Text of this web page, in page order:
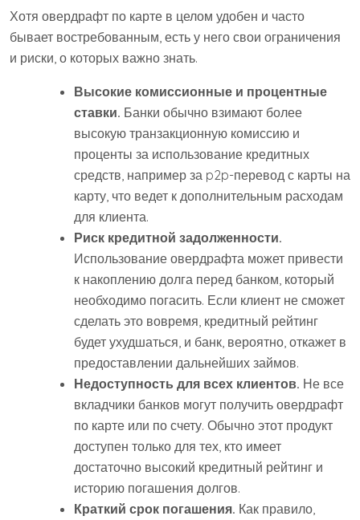
Хотя овердрафт по карте в целом удобен и часто
бывает востребованным, есть у него свои ограничения
и риски, о которых важно знать.
Высокие комиссионные и процентные
ставки. Банки обычно взимают более
высокую транзакционную комиссию и
проценты за использование кредитных
средств, например за p2p-перевод с карты на
карту, что ведет к дополнительным расходам
для клиента.
Риск кредитной задолженности.
Использование овердрафта может привести
к накоплению долга перед банком, который
необходимо погасить. Если клиент не сможет
сделать это вовремя, кредитный рейтинг
будет ухудшаться, и банк, вероятно, откажет в
предоставлении дальнейших займов.
Недоступность для всех клиентов. Не все
вкладчики банков могут получить овердрафт
по карте или по счету. Обычно этот продукт
доступен только для тех, кто имеет
достаточно высокий кредитный рейтинг и
историю погашения долгов.
Краткий срок погашения. Как правило,